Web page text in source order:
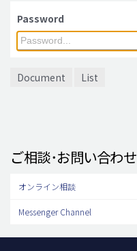
Password
Document List
ご相談･お問い合わせ
オンライン相談
Messenger Channel